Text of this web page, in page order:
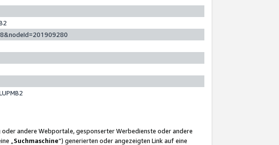
oder andere Webportale, gesponserter Werbedienste oder andere
„ Suchmaschine“) generierten oder angezeigten Link auf eine